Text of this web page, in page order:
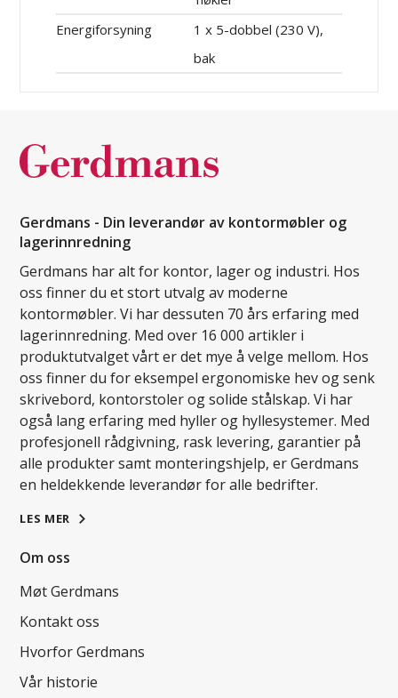
Energiforsyning
1 x 5-dobbel (230 V),
bak
Gerdmans - Din leverandør av kontormøbler og
lagerinnredning
Gerdmans har alt for kontor, lager og industri. Hos
oss finner du et stort utvalg av moderne
kontormøbler. Vi har dessuten 70 års erfaring med
lagerinnredning. Med over 16 000 artikler i
produktutvalget vårt er det mye å velge mellom. Hos
oss finner du for eksempel ergonomiske hev og senk
skrivebord, kontorstoler og solide stålskap. Vi har
også lang erfaring med hyller og hyllesystemer. Med
profesjonell rådgivning, rask levering, garantier på
alle produkter samt monteringshjelp, er Gerdmans
en heldekkende leverandør for alle bedrifter.
LES MER
Om oss
Møt Gerdmans
Kontakt oss
Hvorfor Gerdmans
Vår historie